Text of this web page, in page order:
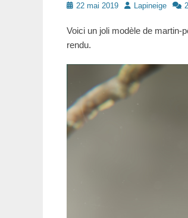
Posté22 mai 2019 AuteurLapineige
Voici un joli modèle de martin-
rendu.